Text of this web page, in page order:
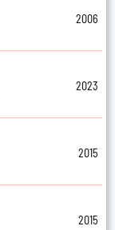
2006
2023
2015
2015